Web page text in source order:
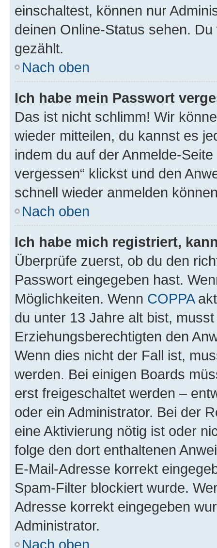
einschaltest, können nur
deinen Online-Status sehen.
gezählt.
Nach oben
Ich habe mein Passwort
Das ist nicht schlimm! Wir
wieder mitteilen, du kannst es
indem du auf der Anmelde-
vergessen“ klickst und den
schnell wieder anmelden
Nach oben
Ich habe mich registriert,
Überprüfe zuerst, ob du den
Passwort eingegeben hast.
Möglichkeiten. Wenn COPPA
du unter 13 Jahre alt bist,
Erziehungsberechtigten den
Wenn dies nicht der Fall ist,
werden. Bei einigen Boards
erst freigeschaltet werden –
oder ein Administrator. Bei der
eine Aktivierung nötig ist oder
folge den dort enthaltenen
E-Mail-Adresse korrekt
Spam-Filter blockiert wurde.
Adresse korrekt eingegeben
Administrator.
Nach oben